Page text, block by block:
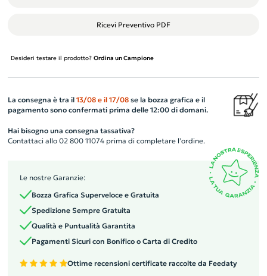
Ricevi Preventivo PDF
Desideri testare il prodotto? Ordina un Campione
La consegna è tra il 13/08 e il 17/08se la bozza grafica e il
pagamento sono confermati prima delle 12:00 di domani.
Hai bisogno una consegna tassativa?
Contattaci allo 02 800 11074 prima di completare l’ordine.
Le nostre Garanzie:
Bozza Grafica Superveloce e Gratuita
Spedizione Sempre Gratuita
Qualità e Puntualità Garantita
Pagamenti Sicuri con Bonifico o Carta di Credito
Ottime recensioni certificate raccolte da Feedaty